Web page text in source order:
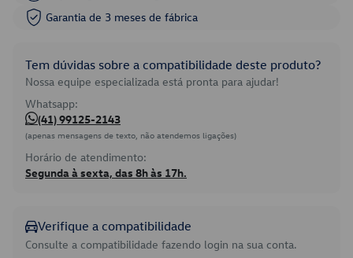
Garantia de 3 meses de fábrica
Tem dúvidas sobre a compatibilidade deste produto?
Nossa equipe especializada está pronta para ajudar!
Whatsapp:
(41) 99125-2143
(apenas mensagens de texto, não atendemos ligações)
Horário de atendimento:
Segunda à sexta, das 8h às 17h.
Verifique a compatibilidade
Consulte a compatibilidade fazendo login na sua conta.